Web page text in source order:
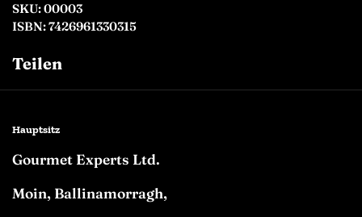
SKU: 00003
ISBN: 7426961330315
Teilen
Hauptsitz
Gourmet Experts Ltd.
Moin, Ballinamorragh,